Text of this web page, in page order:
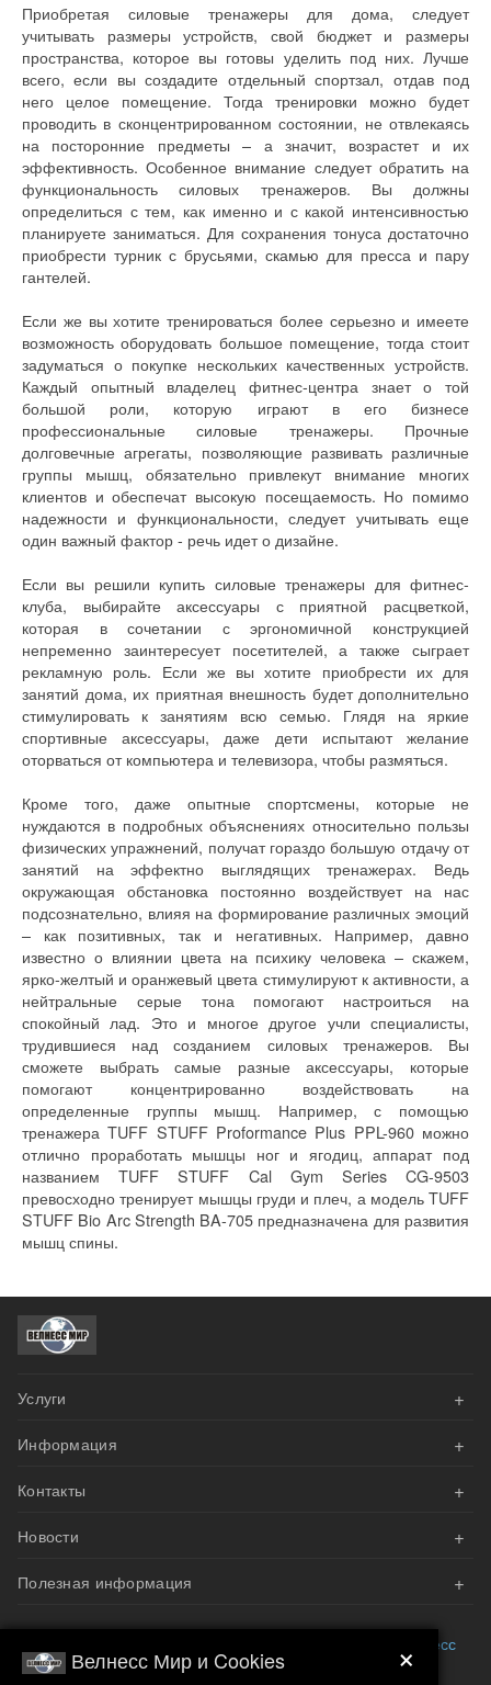
Приобретая силовые тренажеры для дома, следует
учитывать размеры устройств, свой бюджет и размеры
пространства, которое вы готовы уделить под них. Лучше
всего, если вы создадите отдельный спортзал, отдав под
него целое помещение. Тогда тренировки можно будет
проводить в сконцентрированном состоянии, не отвлекаясь
на посторонние предметы – а значит, возрастет и их
эффективность. Особенное внимание следует обратить на
функциональность силовых тренажеров. Вы должны
определиться с тем, как именно и с какой интенсивностью
планируете заниматься. Для сохранения тонуса достаточно
приобрести турник с брусьями, скамью для пресса и пару
гантелей.
Если же вы хотите тренироваться более серьезно и имеете
возможность оборудовать большое помещение, тогда стоит
задуматься о покупке нескольких качественных устройств.
Каждый опытный владелец фитнес-центра знает о той
большой роли, которую играют в его бизнесе
профессиональные силовые тренажеры. Прочные
долговечные агрегаты, позволяющие развивать различные
группы мышц, обязательно привлекут внимание многих
клиентов и обеспечат высокую посещаемость. Но помимо
надежности и функциональности, следует учитывать еще
один важный фактор - речь идет о дизайне.
Если вы решили купить силовые тренажеры для фитнес-
клуба, выбирайте аксессуары с приятной расцветкой,
которая в сочетании с эргономичной конструкцией
непременно заинтересует посетителей, а также сыграет
рекламную роль. Если же вы хотите приобрести их для
занятий дома, их приятная внешность будет дополнительно
стимулировать к занятиям всю семью. Глядя на яркие
спортивные аксессуары, даже дети испытают желание
оторваться от компьютера и телевизора, чтобы размяться.
Кроме того, даже опытные спортсмены, которые не
нуждаются в подробных объяснениях относительно пользы
физических упражнений, получат гораздо большую отдачу от
занятий на эффектно выглядящих тренажерах. Ведь
окружающая обстановка постоянно воздействует на нас
подсознательно, влияя на формирование различных эмоций
– как позитивных, так и негативных. Например, давно
известно о влиянии цвета на психику человека – скажем,
ярко-желтый и оранжевый цвета стимулируют к активности, а
нейтральные серые тона помогают настроиться на
спокойный лад. Это и многое другое учли специалисты,
трудившиеся над созданием силовых тренажеров. Вы
сможете выбрать самые разные аксессуары, которые
помогают концентрированно воздействовать на
определенные группы мышц. Например, с помощью
тренажера TUFF STUFF Proformance Plus PPL-960 можно
отлично проработать мышцы ног и ягодиц, аппарат под
названием TUFF STUFF Cal Gym Series CG-9503
превосходно тренирует мышцы груди и плеч, а модель TUFF
STUFF Bio Arc Strength BA-705 предназначена для развития
мышц спины.
Услуги +
АКЦИИ
Велнесс Дизайн
Наши проекты
Информация +
Оплата
Доставка и сборка
Гарантия
Подписка на новости
Контакты +
Напишите нам эл.письмо
Мы вам перезвоним
Наши контакты
Новости +
Реализован проект приватного фитнес-зала на базе
представлена в каталоге «Велнесс Мир»
Полезная информация +
Преимущества тренажерного зала
Зона свободных весов
Велнесс
Мир.
×
Велнесс Мир и Cookies